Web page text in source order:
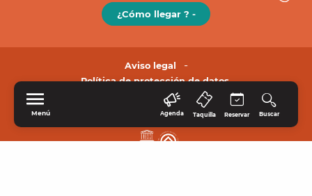
Menú Agenda Taquilla Reservar Buscar
¿Cómo llegar ? -
Aviso legal
Política de protección de datos.